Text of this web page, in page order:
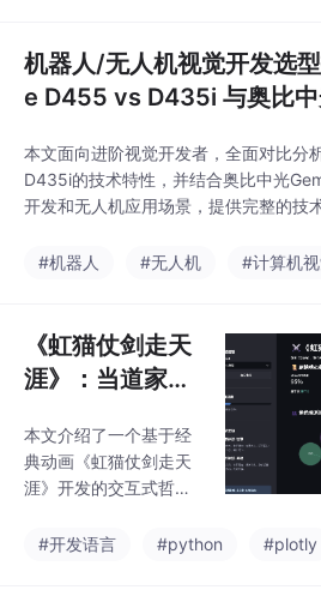
机器人/无人机视觉开发选
e D455 vs D435i 与奥比
本文面向进阶视觉开发者，全面对比分
D435i的技术特性，并结合奥比中光
开发和无人机应用场景，提供完整的技
的开发建议，帮助开发者构建技术互补
#机器人 #无人机 #计算机
《虹猫仗剑走天
涯》：当道家哲
学，我用Pytho
n构建了一个奇
本文介绍了一个基于经
典动画《虹猫仗剑走天
涯》开发的交互式哲学
性地融合道家哲学与量
#开发语言 #python #plotly